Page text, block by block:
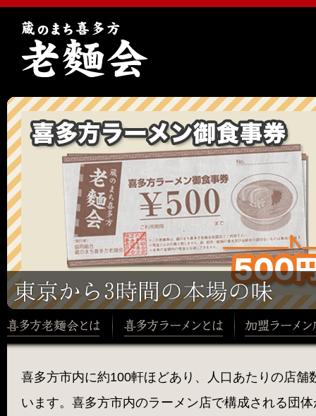
蔵のまち 喜多方老麺会
喜多方市内に約100軒ほどあり、人口あたりの店舗
います。喜多方市内のラーメン店で構成される団